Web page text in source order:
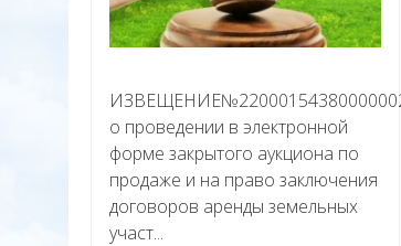
о проведении в электронной
форме закрытого аукциона по
продаже и на право заключения
договоров аренды земельных
участ...